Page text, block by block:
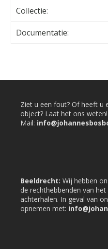
Collectie:
Documentatie:
Ziet u een fout? Of heeft u
object? Laat het ons weten!
Mail:
Beeldrecht: Wij hebben
de rechthebbenden van
achterhalen. In geval van
opnemen met: